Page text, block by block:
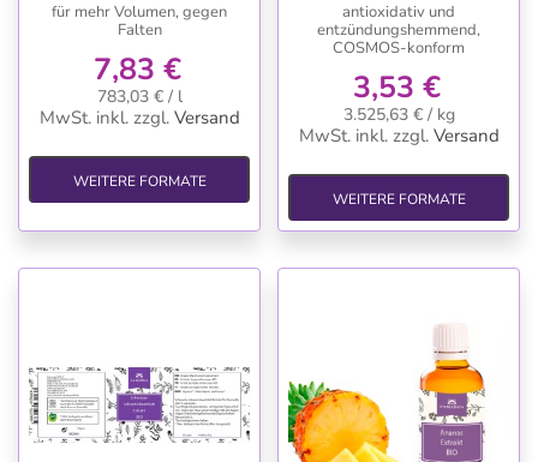
für mehr Volumen, gegen
Falten
7,83 €
783,03 € / l
MwSt. inkl. zzgl. Versand
WEITERE FORMATE
antioxidativ und
entzündungshemmend,
COSMOS-konform
3,53 €
3.525,63 € / kg
MwSt. inkl. zzgl. Versand
WEITERE FORMATE